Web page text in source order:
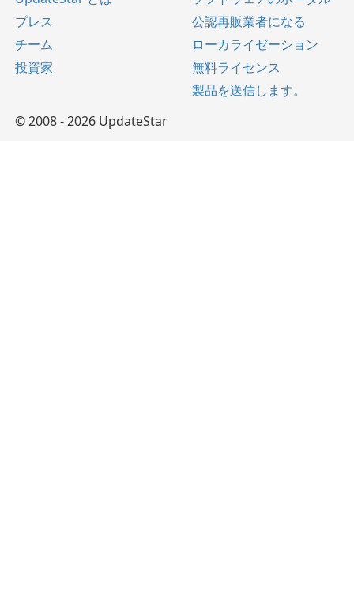
プレス
チーム
投資家
公認再販業者になる
ローカライゼーション
無料ライセンス
製品を送信します。
© 2008 - 2026 UpdateStar